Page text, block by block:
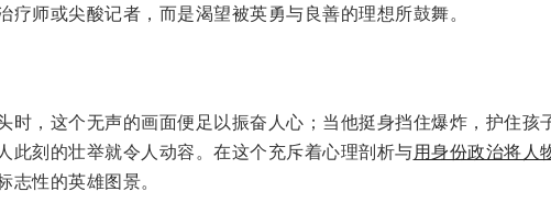
师或尖酸记者，而是渴望被英勇与良善的理想所鼓舞。
时，这个无声的画面便足以振奋人心；当他挺身挡住爆炸，护住孩
此刻的壮举就令人动容。在这个充斥着心理剖析与用身份政治将人
性的英雄图景。